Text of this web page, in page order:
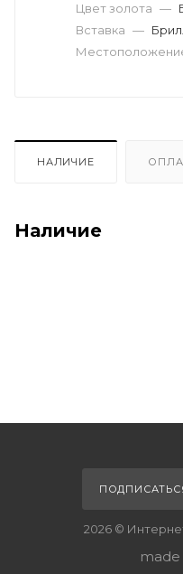
Вставка —
Цвет золота —
НАЛИЧИЕ
Наличие
2026 ©